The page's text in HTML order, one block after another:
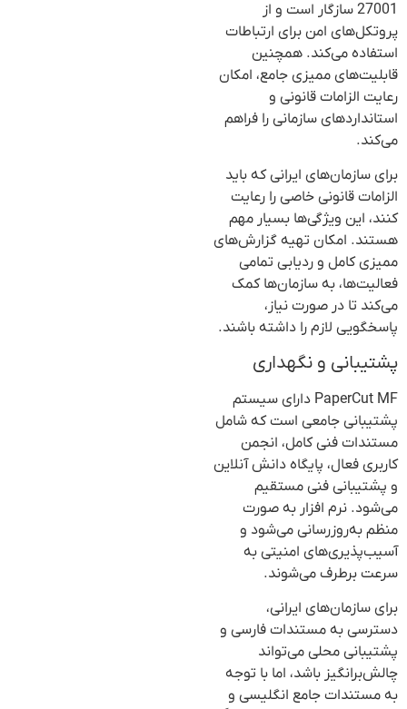
27001 سازگار است و از
پروتکل‌های امن برای ارتباطات
استفاده می‌کند. همچنین
قابلیت‌های ممیزی جامع، امکان
رعایت الزامات قانونی و
استانداردهای سازمانی را فراهم
می‌کند.
برای سازمان‌های ایرانی که باید
الزامات قانونی خاصی را رعایت
کنند، این ویژگی‌ها بسیار مهم
هستند. امکان تهیه گزارش‌های
ممیزی کامل و ردیابی تمامی
فعالیت‌ها، به سازمان‌ها کمک
می‌کند تا در صورت نیاز،
پاسخگویی لازم را داشته باشند.
پشتیبانی و نگهداری
PaperCut MF دارای سیستم
پشتیبانی جامعی است که شامل
مستندات فنی کامل، انجمن
کاربری فعال، پایگاه دانش آنلاین
و پشتیبانی فنی مستقیم
می‌شود. نرم افزار به صورت
منظم به‌روزرسانی می‌شود و
آسیب‌پذیری‌های امنیتی به
سرعت برطرف می‌شوند.
برای سازمان‌های ایرانی،
دسترسی به مستندات فارسی و
پشتیبانی محلی می‌تواند
چالش‌برانگیز باشد، اما با توجه
به مستندات جامع انگلیسی و